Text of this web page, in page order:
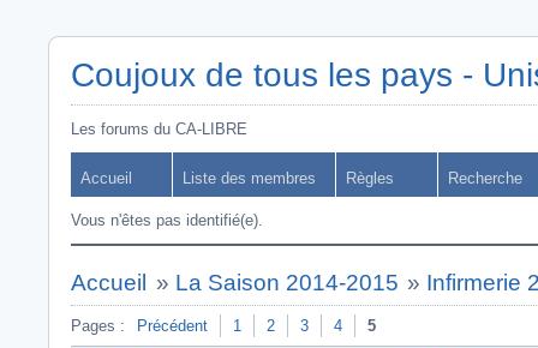
Coujoux de tous les pays -
Les forums du CA-LIBRE
Accueil Liste des membres Règles Recherche
Vous n'êtes pas identifié(e).
Accueil » La Saison 2014-2015 » Infirmerie
Pages : Précédent 1 2 3 4 5